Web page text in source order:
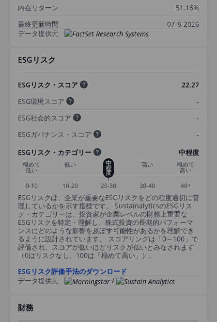
内在リターン
51.16%
最終更新時間
07-8-2026
データ提供元
ESGリスク
ESGリスク・スコア
22.27
ESG環境スコア
-
ESG社会的スコア
-
ESGガバナンス・スコア
-
ESGリスク・カテゴリー
中程度
極めて
低い
低い 中
程
度
高い 極めて
高い
0-10
10-20 20-30 30-40 40+
ESGリスクは、企業が重要なESGリスクをどの程度適切に管
理しているかを示す指標です。 SustainalyticsのESGリス
ク・カテゴリーは、投資家が企業レベルの財務上重要な
ESGリスクを特定・理解し、株式投資の長期的パフォーマ
ンスにどのような影響を及ぼす可能性があるかを理解でき
るように設計されています。 スコアリングは「0～100」で
評価され、スコアが低いほどリスクが低いとみなされます
（0はリスクなし、100は「極めて高い」）。
ESGリスク評価手法のダウンロード
データ提供元
/
財務